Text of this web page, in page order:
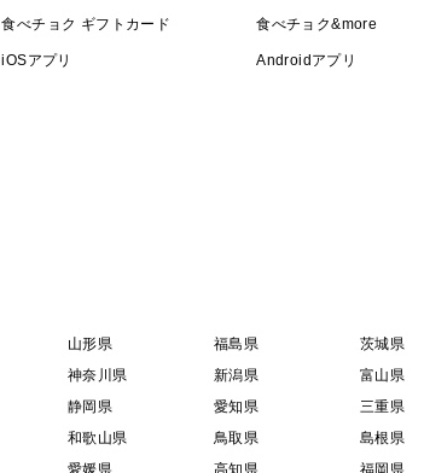
食べチョク ギフトカード 食べチョク&more
iOSアプリ Androidアプリ
山形県 福島県
茨城県
神奈川県 新潟県
富山県
静岡県 愛知県
三重県
和歌山県 鳥取県
島根県
愛媛県 高知県 福岡県